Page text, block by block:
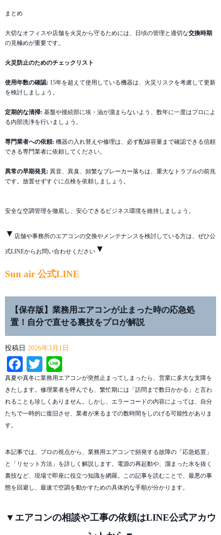
まとめ
大切なオフィスや店舗を火災から守るためには、日頃の管理と適切な交換時期
の見極めが重要です。
火災防止のためのチェックリスト
使用年数の確認: 15年を超えて使用している機器は、火災リスクを考慮して更新
を検討しましょう。
定期的な清掃: 基盤や接続部に埃・油が溜まらないよう、数年に一度はプロによ
る内部洗浄を行いましょう。
専門業者への依頼: 機器の入れ替えや修理は、必ず配線容量まで確認できる信頼
できる専門業者に依頼してください。
異常の早期発見: 異音、異臭、頻繁なブレーカー落ちは、重大なトラブルの前兆
です。放置せずすぐに点検を依頼しましょう。
安全な空調管理を徹底し、安心できるビジネス環境を維持しましょう。
▼ 店舗や事務所のエアコンの交換やメンテナンスを検討している方は、ぜひ公
式LINEからお問い合わせください ▼
Sun air 公式LINE
【保存版】業務用エアコンが止まった時の応急処
置！自分で直せる裏技をプロが解説
投稿日 2026年3月1日
Facebook
Twitter
真夏や真冬に業務用エアコンが突然止まってしまったら、営業に多大な支障を
きたします。修理業者を呼んでも、繁忙期には「訪問まで数日かかる」と言わ
れることも珍しくありません。しかし、エラーコードの内容によっては、自分
たちで一時的に復旧させ、業者が来るまでの数時間をしのげる可能性がありま
す。
本記事では、プロの視点から、業務用エアコンで頻発する故障の「応急処置」
と「リセット方法」を詳しく解説します。電源の再起動や、溜まった水を抜く
裏技など、現場で即座に役立つ知識を網羅。この記事を読むことで、最悪の事
態を回避し、最速で空調を動かすための具体的な手順が分かります。
▼エアコンの相談や工事の依頼はLINE公式アカウ